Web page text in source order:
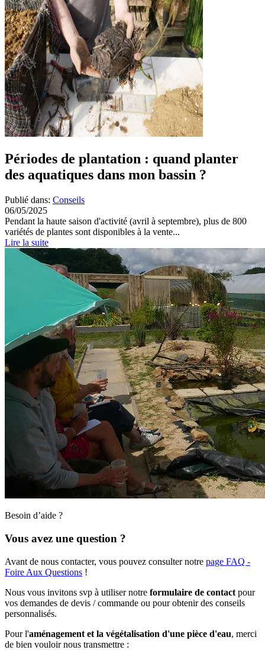
Périodes de plantation : quand planter
des aquatiques dans mon bassin ?
Publié dans: Conseils
06/05/2025
Pendant la haute saison d'activité (avril à septembre), plus de 800
variétés de plantes sont disponibles à la vente...
Lire la suite
Besoin d’aide ?
Vous avez une question ?
Avant de nous contacter, vous pouvez consulter notre page FAQ -
Foire Aux Questions !
Nous vous invitons svp à utiliser notre formulaire de contact pour
vos demandes de devis / commande ou pour obtenir des conseils
personnalisés.
Pour l'aménagement et la végétalisation d'une pièce d'eau, merci
de bien vouloir nous transmettre :